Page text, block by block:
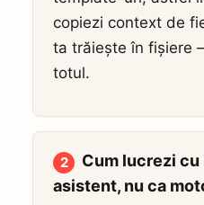
copiezi context de
ta trăiește în fișiere
totul.
2
Cum lucrezi cu
asistent, nu ca